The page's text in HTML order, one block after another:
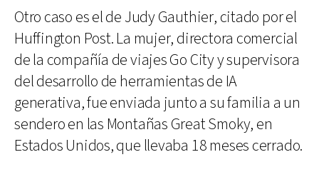
Otro caso es el de Judy Gauthier, citado por el
Huffington Post. La mujer, directora comercial
de la compañía de viajes Go City y supervisora
del desarrollo de herramientas de IA
generativa, fue enviada junto a su familia a un
sendero en las Montañas Great Smoky, en
Estados Unidos, que llevaba 18 meses cerrado.